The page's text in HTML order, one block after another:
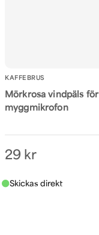
KAFFEBRUS
Mörkrosa vindpäls för
myggmikrofon
29 kr